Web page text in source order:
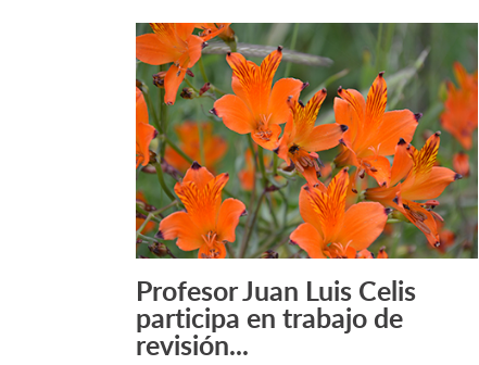
Leer Más +
Profesor Juan Luis Celis
participa en trabajo de
revisión...